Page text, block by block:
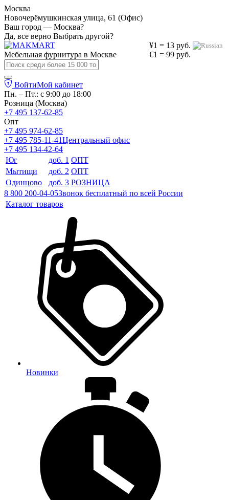
Москва
Новочерёмушкинская улица, 61 (Офис)
Ваш город — Москва?
Да, все верно Выбрать другой?
¥1 = 13 руб.
€1 = 99 руб.
Мебельная фурнитура в Москве
ВойтиМой кабинет
Пн. – Пт.: с 9:00 до 18:00
Розница (Москва)
+7 495 137-62-85
Опт
+7 495 974-62-85
+7 495 785-11-41Центральный офис
+7 495 134-42-64
Юг
доб. 1 ОПТ
Мытищи
доб. 2 ОПТ
Одинцово
доб. 3 РОЗНИЦА
8 800 200-04-05Звонок бесплатный по всей России
Каталог товаров
Новинки